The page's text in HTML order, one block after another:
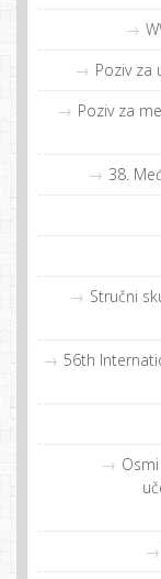
Poziv za
Poziv za
38.
Stručni
56th